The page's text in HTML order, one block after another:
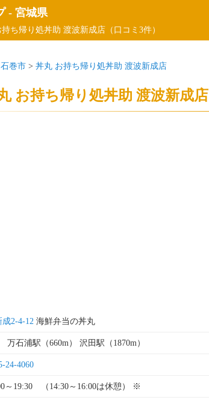
- 宮城県
ち帰り処丼助 渡波新成店（口コミ3件）
石巻市 > 丼丸 お持ち帰り処丼助 渡波新成店
お持ち帰り処丼助 渡波新成店
2-4-12 海鮮弁当の丼丸
万石浦駅（660m） 沢田駅（1870m）
24-4060
～19:30 （14:30～16:00は休憩） ※